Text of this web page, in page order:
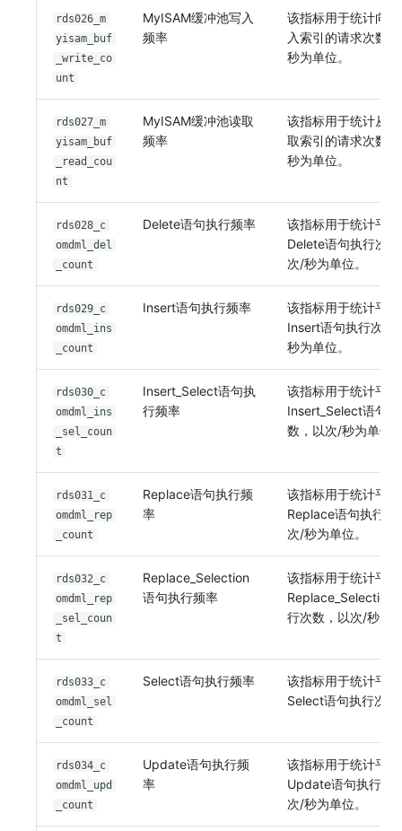
rds026_m
yisam_buf
_write_co
unt
MyISAM缓冲池写入
频率
该指标用于统计向
入索引的请求次数
秒为单位。
rds027_m
yisam_buf
_read_cou
nt
MyISAM缓冲池读取
频率
该指标用于统计从
取索引的请求次数
秒为单位。
rds028_c
omdml_del
_count
Delete语句执行频率
该指标用于统计平
Delete语句执行次
次/秒为单位。
rds029_c
omdml_ins
_count
Insert语句执行频率
该指标用于统计平
Insert语句执行次数
秒为单位。
rds030_c
omdml_ins
_sel_coun
t
Insert_Select语句执
行频率
该指标用于统计平
Insert_Select语句
数，以次/秒为单位
rds031_c
omdml_rep
_count
Replace语句执行频
率
该指标用于统计平
Replace语句执行次
次/秒为单位。
rds032_c
omdml_rep
_sel_coun
t
Replace_Selection
语句执行频率
该指标用于统计平
Replace_Selection
行次数，以次/秒为
rds033_c
omdml_sel
_count
Select语句执行频率
该指标用于统计平
Select语句执行次数
rds034_c
omdml_upd
_count
Update语句执行频
率
该指标用于统计平
Update语句执行次
次/秒为单位。